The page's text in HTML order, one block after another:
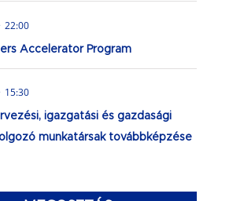
22:00
Accelerator Program
15:30
igazgatási és gazdasági
munkatársak továbbképzése